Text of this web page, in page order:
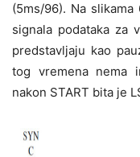
(5ms/96). Na
signala podataka za
predstavljaju kao
tog vremena nema
nakon START bita je